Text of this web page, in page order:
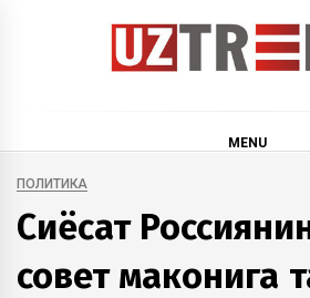
MENU
ПОЛИТИКА
Сиёсат
совет маконига